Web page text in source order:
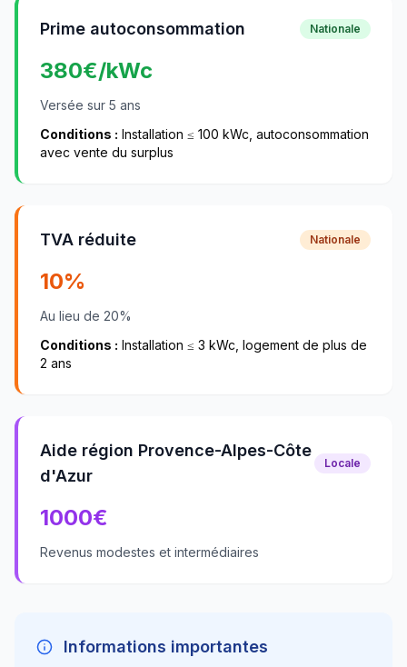
Prime autoconsommation Nationale
380€/kWc
Versée sur 5 ans
Conditions : Installation ≤ 100 kWc, autoconsommation
avec vente du surplus
TVA réduite Nationale
10%
Au lieu de 20%
Conditions : Installation ≤ 3 kWc, logement de plus de
2 ans
Aide région Provence-Alpes-Côte
d'Azur
Locale
1000€
Revenus modestes et intermédiaires
Informations importantes